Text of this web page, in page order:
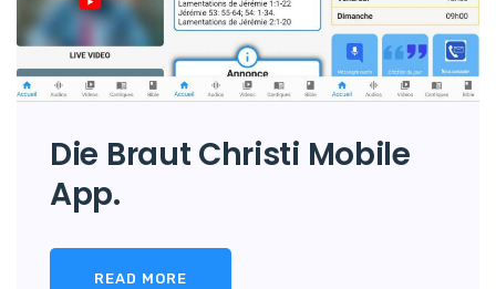
Die Braut Christi Mobile
App.
READ MORE